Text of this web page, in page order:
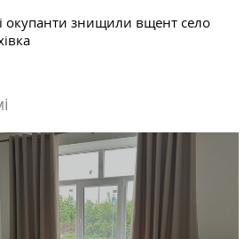
окупанти знищили вщент село